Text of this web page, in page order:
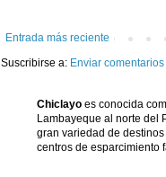
Entrada más reciente
Suscribirse a: Enviar
Chiclayo es conocida
Lambayeque al norte del
gran variedad de
centros de esparcimiento